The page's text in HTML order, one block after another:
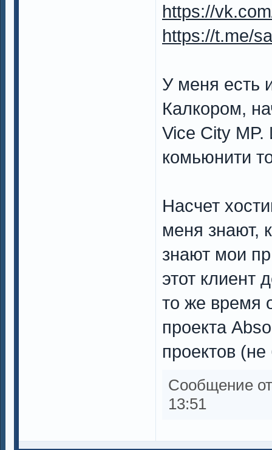
https://
https://t.me/
У меня есть
Калкором,
Vice City
комьюнити
Насчет
меня знают,
знают мои
этот клиент
то же время
проекта
проектов
Сообщение
13:51